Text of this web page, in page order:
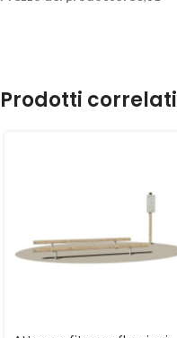
Prodotti correlati